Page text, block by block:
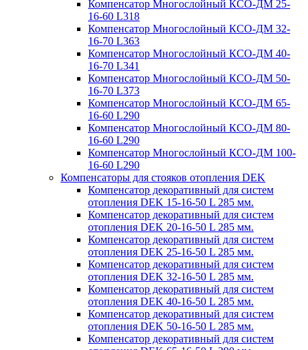
Компенсатор Многослойный КСО-ДМ 25-
16-60 L318
Компенсатор Многослойный КСО-ДМ 32-
16-70 L363
Компенсатор Многослойный КСО-ДМ 40-
16-70 L341
Компенсатор Многослойный КСО-ДМ 50-
16-70 L373
Компенсатор Многослойный КСО-ДМ 65-
16-60 L290
Компенсатор Многослойный КСО-ДМ 80-
16-60 L290
Компенсатор Многослойный КСО-ДМ 100-
16-60 L290
Компенсаторы для стояков отопления DEK
Компенсатор декоративный для систем
отопления DEK 15-16-50 L 285 мм.
Компенсатор декоративный для систем
отопления DEK 20-16-50 L 285 мм.
Компенсатор декоративный для систем
отопления DEK 25-16-50 L 285 мм.
Компенсатор декоративный для систем
отопления DEK 32-16-50 L 285 мм.
Компенсатор декоративный для систем
отопления DEK 40-16-50 L 285 мм.
Компенсатор декоративный для систем
отопления DEK 50-16-50 L 285 мм.
Компенсатор декоративный для систем